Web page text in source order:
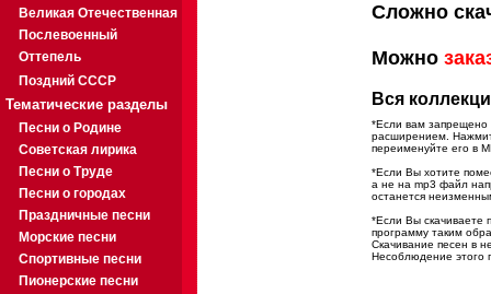
Великая Отечественная
Послевоенный
Оттепель
Поздний СССР
Тематические разделы
Песни о Родине
Советская лирика
Песни о Труде
Песни о городах
Праздничные песни
Морские песни
Спортивные песни
Пионерские песни
Сложно
Можно
Вся
*Если вам запрещено
расширением.
переименуйте его в
*Если Вы хотите
а не на mp3 файл
останется
*Если Вы скачиваете
программу таким
Скачивание песен в
Несоблюдение этого